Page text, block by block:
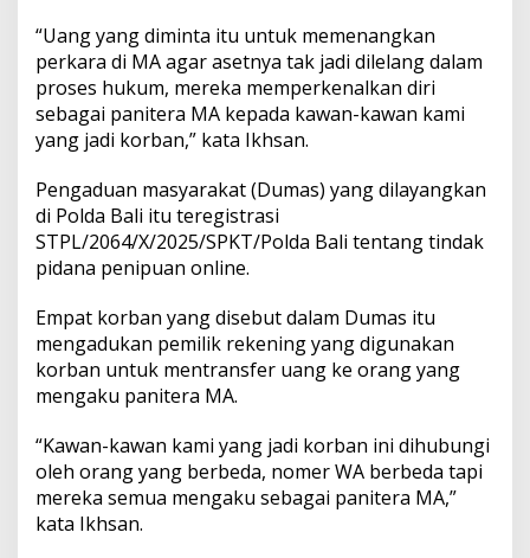
b
a
n
“Uang yang diminta itu untuk memenangkan
perkara di MA agar asetnya tak jadi dilelang dalam
proses hukum, mereka memperkenalkan diri
sebagai panitera MA kepada kawan-kawan kami
yang jadi korban,” kata Ikhsan.
Pengaduan masyarakat (Dumas) yang dilayangkan
di Polda Bali itu teregistrasi
STPL/2064/X/2025/SPKT/Polda Bali tentang tindak
pidana penipuan online.
Empat korban yang disebut dalam Dumas itu
mengadukan pemilik rekening yang digunakan
korban untuk mentransfer uang ke orang yang
mengaku panitera MA.
“Kawan-kawan kami yang jadi korban ini dihubungi
oleh orang yang berbeda, nomer WA berbeda tapi
mereka semua mengaku sebagai panitera MA,”
kata Ikhsan.